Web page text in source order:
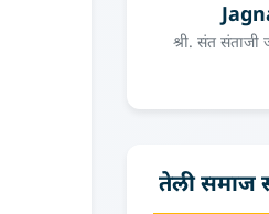
श्री. संत संताजी
तेली समाज